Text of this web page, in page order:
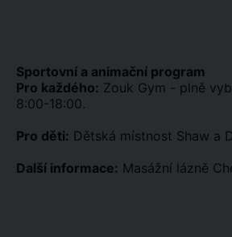
Sportovní a animační program
Pro každého: Zouk Gym - plně
8:00-18:00.
Pro děti: Dětská místnost Shaw a
Další informace: Masážní lázně